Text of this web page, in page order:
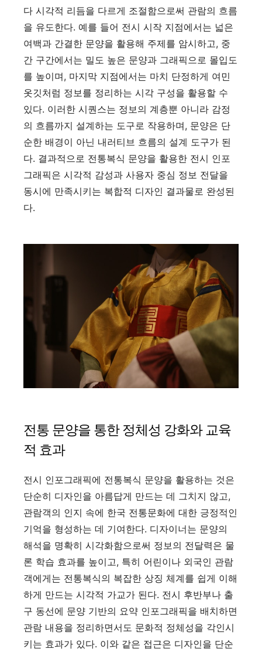
다 시각적 리듬을 다르게 조절함으로써 관람의 흐름
을 유도한다. 예를 들어 전시 시작 지점에서는 넓은
여백과 간결한 문양을 활용해 주제를 암시하고, 중
간 구간에서는 밀도 높은 문양과 그래픽으로 몰입도
를 높이며, 마지막 지점에서는 마치 단정하게 여민
옷깃처럼 정보를 정리하는 시각 구성을 활용할 수
있다. 이러한 시퀀스는 정보의 계층뿐 아니라 감정
의 흐름까지 설계하는 도구로 작용하며, 문양은 단
순한 배경이 아닌 내러티브 흐름의 설계 도구가 된
다. 결과적으로 전통복식 문양을 활용한 전시 인포
그래픽은 시각적 감성과 사용자 중심 정보 전달을
동시에 만족시키는 복합적 디자인 결과물로 완성된
다.
전통 문양을 통한 정체성 강화와 교육
적 효과
전시 인포그래픽에 전통복식 문양을 활용하는 것은
단순히 디자인을 아름답게 만드는 데 그치지 않고,
관람객의 인지 속에 한국 전통문화에 대한 긍정적인
기억을 형성하는 데 기여한다. 디자이너는 문양의
해석을 명확히 시각화함으로써 정보의 전달력은 물
론 학습 효과를 높이고, 특히 어린이나 외국인 관람
객에게는 전통복식의 복잡한 상징 체계를 쉽게 이해
하게 만드는 시각적 가교가 된다. 전시 후반부나 출
구 동선에 문양 기반의 요약 인포그래픽을 배치하면
관람 내용을 정리하면서도 문화적 정체성을 각인시
키는 효과가 있다. 이와 같은 접근은 디자인을 단순